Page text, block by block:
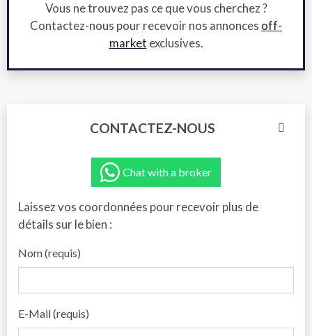
Vous ne trouvez pas ce que vous cherchez ?
Contactez-nous pour recevoir nos annonces off-
market exclusives.
CONTACTEZ-NOUS
Chat with a broker
Laissez vos coordonnées pour recevoir plus de
détails sur le bien :
Nom (requis)
E-Mail (requis)